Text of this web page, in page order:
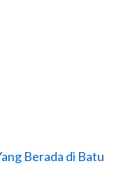
Berada di Batu